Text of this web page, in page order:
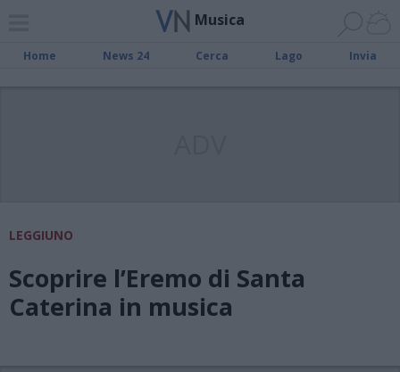
Musica
Home News 24 Cerca Lago Invia
LEGGIUNO
Scoprire l’Eremo di Santa
Caterina in musica